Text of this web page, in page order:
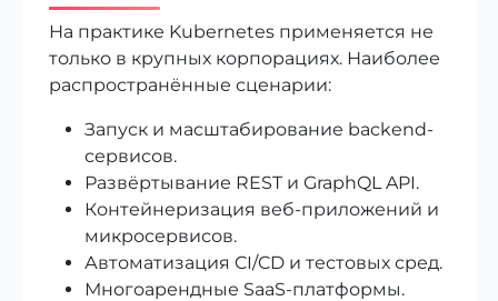
На практике Kubernetes применяется не
только в крупных корпорациях. Наиболее
распространённые сценарии:
Запуск и масштабирование backend-
сервисов.
Развёртывание REST и GraphQL API.
Контейнеризация веб-приложений и
микросервисов.
Автоматизация CI/CD и тестовых сред.
Многоарендные SaaS-платформы.